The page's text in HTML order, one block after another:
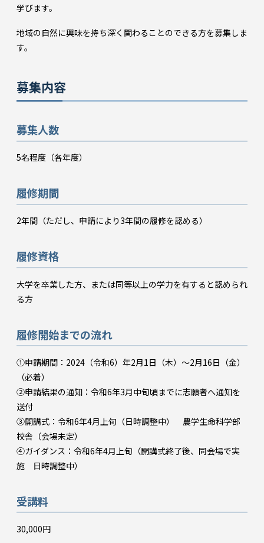
学びます。
地域の自然に興味を持ち深く関わることのできる方を募集しま
す。
募集内容
募集人数
5名程度（各年度）
履修期間
2年間（ただし、申請により3年間の履修を認める）
履修資格
大学を卒業した方、または同等以上の学力を有すると認められ
る方
履修開始までの流れ
①申請期間：2024（令和6）年2月1日（木）～2月16日（金）
（必着）
②申請結果の通知：令和6年3月中旬頃までに志願者へ通知を
送付
③開講式：令和6年4月上旬（日時調整中） 農学生命科学部
校舎（会場未定）
④ガイダンス：令和6年4月上旬（開講式終了後、同会場で実
施 日時調整中）
受講料
30,000円